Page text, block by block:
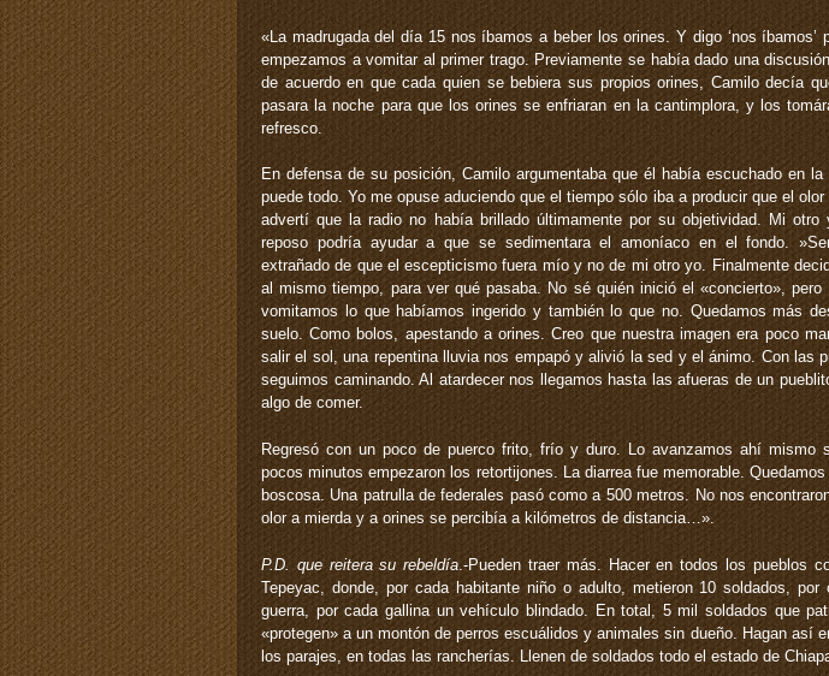
«La madrugada del día 15 nos íbamos a beber los orines. Y digo ‘nos íbamos’
empezamos a vomitar al primer trago. Previamente se había dado una
de acuerdo en que cada quien se bebiera sus propios orines, Camilo decía
pasara la noche para que los orines se enfriaran en la cantimplora, y los
refresco.
En defensa de su posición, Camilo argumentaba que él había escuchado en
puede todo. Yo me opuse aduciendo que el tiempo sólo iba a producir que el
advertí que la radio no había brillado últimamente por su objetividad. Mi
reposo podría ayudar a que se sedimentara el amoníaco en el fondo.
extrañado de que el escepticismo fuera mío y no de mi otro yo. Finalmente
al mismo tiempo, para ver qué pasaba. No sé quién inició el «concierto», pero
vomitamos lo que habíamos ingerido y también lo que no. Quedamos más
suelo. Como bolos, apestando a orines. Creo que nuestra imagen era poco
salir el sol, una repentina lluvia nos empapó y alivió la sed y el ánimo. Con las
seguimos caminando. Al atardecer nos llegamos hasta las afueras de un
algo de comer.
Regresó con un poco de puerco frito, frío y duro. Lo avanzamos ahí mismo
pocos minutos empezaron los retortijones. La diarrea fue memorable.
boscosa. Una patrulla de federales pasó como a 500 metros. No nos
olor a mierda y a orines se percibía a kilómetros de distancia…».
P.D. que reitera su rebeldía.-Pueden traer más. Hacer en todos los pueblos
Tepeyac, donde, por cada habitante niño o adulto, metieron 10 soldados,
guerra, por cada gallina un vehículo blindado. En total, 5 mil soldados que
«protegen» a un montón de perros escuálidos y animales sin dueño. Hagan así
los parajes, en todas las rancherías. Llenen de soldados todo el estado de